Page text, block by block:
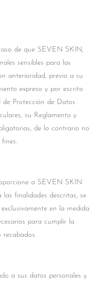
de que SEVEN SKIN,
sensibles para las
anterioridad, previo a su
expreso y por escrito
Protección de Datos
su Reglamento y
de lo contrario no
a SEVEN SKIN
finalidades descritas, se
en la medida
para cumplir la
a sus datos personales y